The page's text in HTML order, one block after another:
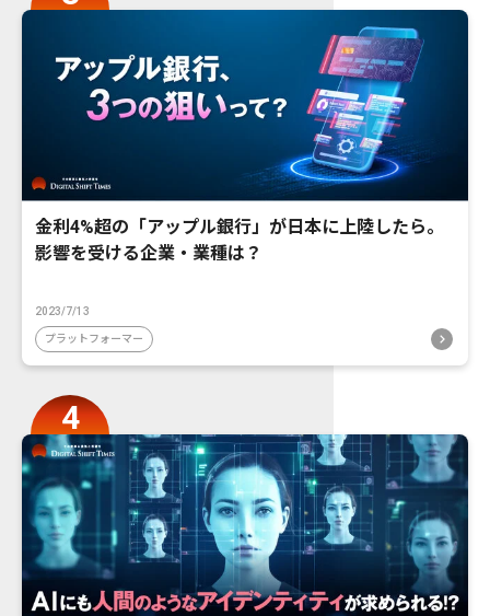
金利4%超の「アップル銀行」が日本に上陸したら。
影響を受ける企業・業種は？
2023/7/13
プラットフォーマー